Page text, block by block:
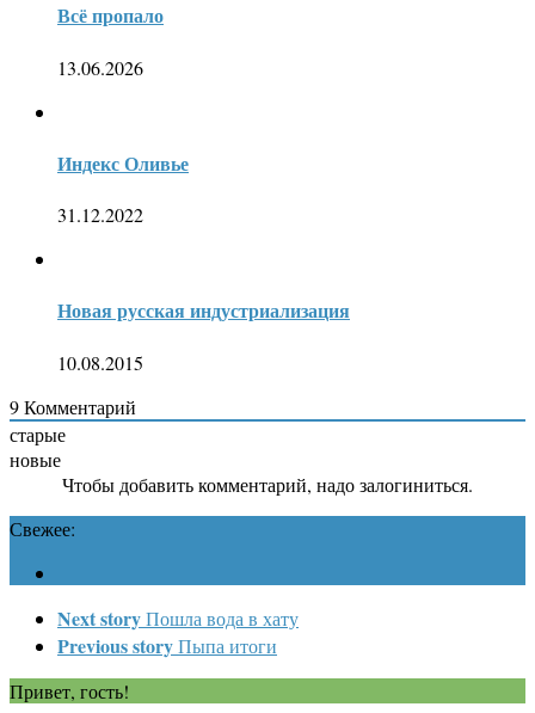
Всё пропало
13.06.2026
Индекс Оливье
31.12.2022
Новая русская индустриализация
10.08.2015
9Комментарий
старые
новые
Чтобы добавить комментарий, надо залогиниться.
Свежее:
Next storyПошла вода в хату
Previous storyПыпа итоги
Привет, гость!